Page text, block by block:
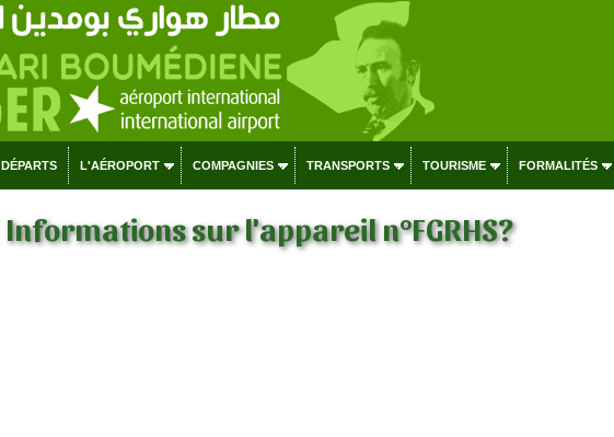
DÉPARTS L'AÉROPORT COMPAGNIES TRANSPORTS TOURISME FORMALITÉS
Informations sur l'appareil n°FGRHS?